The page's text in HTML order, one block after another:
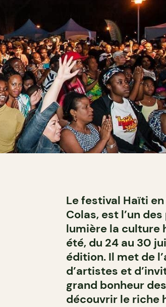
Le festival Haïti
Colas, est l’un
lumière la culture
été, du 24 au 30
édition. Il met de
d’artistes et
grand bonheur
découvrir le riche